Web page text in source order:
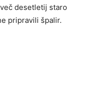
desetletij staro
pripravili špalir.